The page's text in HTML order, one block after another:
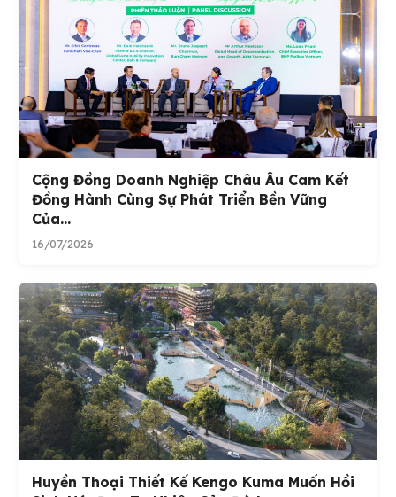
Cộng Đồng Doanh Nghiệp Châu Âu Cam Kết
Đồng Hành Cùng Sự Phát Triển Bền Vững
Của...
16/07/2026
Huyền Thoại Thiết Kế Kengo Kuma Muốn Hồi